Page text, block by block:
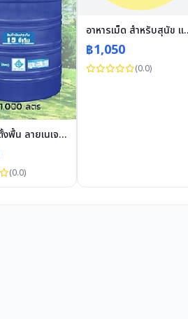
ถังเก็บน้ำตั้งพื้น ลายเนเจอร์ ขนาด 1500 สีน้ำเงิน
(0.0)
อาหารเม็ด สำ
฿1,050
(0.0)